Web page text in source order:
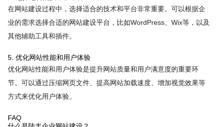
在网站建设过程中，选择适合的技术和平台非常重要。可以根据企
业的需求选择合适的网站建设平台，比如WordPress、Wix等，以及
其他辅助工具和插件。
5. 优化网站性能和用户体验
优化网站性能和用户体验是提升网站质量和用户满意度的重要环
节。可以通过压缩网页文件、提高网站加载速度、增加视觉效果等
方式来优化用户体验。
FAQ